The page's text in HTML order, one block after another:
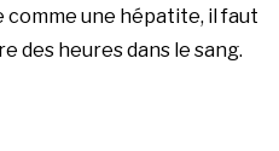
comme une hépatite, il faut
des heures dans le sang.